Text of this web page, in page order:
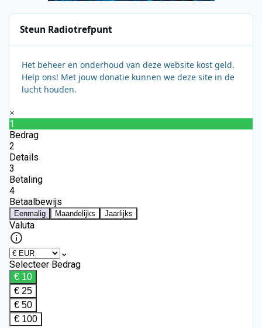
Steun Radiotrefpunt
Het beheer en onderhoud van deze website kost geld.
Help ons! Met jouw donatie kunnen we deze site in de
lucht houden.